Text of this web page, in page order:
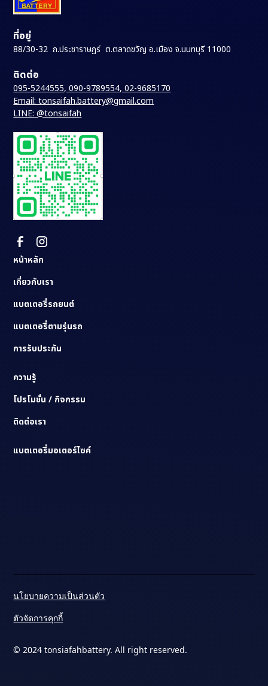
ที่อยู่
88/30-32 ถ.ประชาราษฎร์ ต.ตลาดขวัญ อ.เมือง จ.นนทบุรี 11000
ติดต่อ
095-5244555, 090-9789554, 02-9685170
Email: tonsaifah.battery@gmail.com
LINE: @tonsaifah
หน้าหลัก
เกี่ยวกับเรา
แบตเตอรี่รถยนต์
แบตเตอรี่ตามรุ่นรถ
การรับประกัน
ความรู้
โปรโมชั่น / กิจกรรม
ติดต่อเรา
แบตเตอรี่มอเตอร์ไซค์
© 2024 tonsiafahbattery. All right reserved.
นโยบายความเป็นส่วนตัว
ตัวจัดการคุกกี้